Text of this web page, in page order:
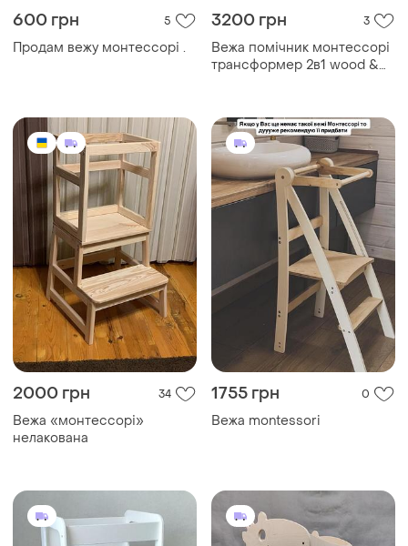
600 грн 5
Продам вежу монтессорі .
3200 грн 3
Вежа помічник монтессорі
трансформер 2в1 wood &
2000 грн 34
Вежа «монтессорі»
нелакована
1755 грн 0
Вежа montessori